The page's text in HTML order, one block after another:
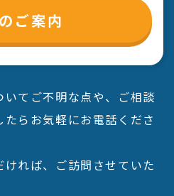
ご案内
いてご不明な点や、ご相談
たらお気軽にお電話くださ
ければ、ご訪問させていた